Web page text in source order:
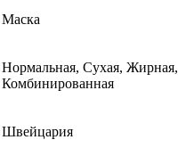
Маска
Нормальная, Сухая, Жирная,
Комбинированная
Швейцария